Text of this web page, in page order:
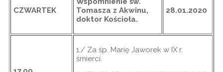
CZWARTEK
Tomasza z Akwinu,
doktor Kościoła.
28.01.2020
1./ Za śp. Marię Jaworek w IX r.
śmierci.